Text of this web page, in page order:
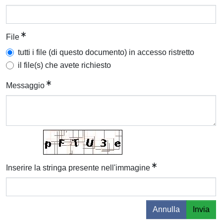
File
tutti i file (di questo documento) in accesso ristretto
il file(s) che avete richiesto
Messaggio
Inserire la stringa presente nell'immagine
Annulla Invia